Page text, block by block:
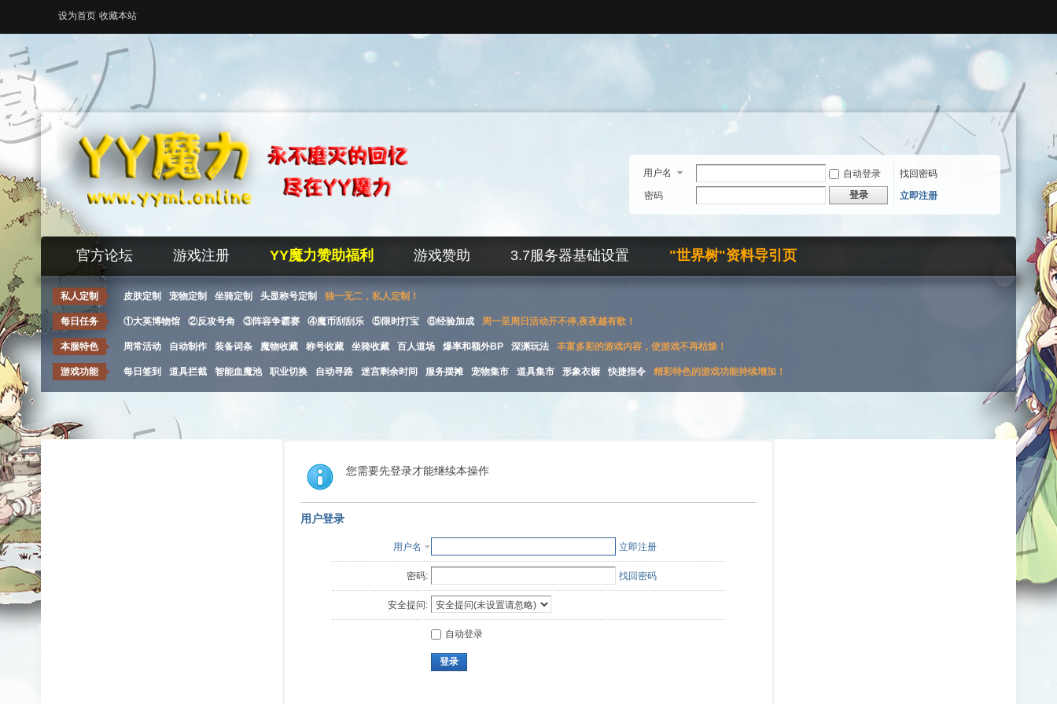
设为首页 收藏本站
用户名 自动登录
找回密码
密码
登录 立即注册
官方论坛 游戏注册 YY魔力赞助福利 游戏赞助 3.7服务器基础设置 "世界树"资料导引页
私人定制 皮肤定制 宠物定制 坐骑定制 头显称号定制 独一无二，私人定制！
每日任务 ①大英博物馆 ②反攻号角 ③阵容争霸赛 ④魔币刮刮乐 ⑤限时打宝 ⑥经验加成 周一至周日活动开不停,夜夜越有歌！
本服特色 周常活动 自动制作 装备词条 魔物收藏 称号收藏 坐骑收藏 百人道场 爆率和额外BP 深渊玩法 丰富多彩的游戏内容，使游戏不再枯燥！
游戏功能 每日签到 道具拦截 智能血魔池 职业切换 自动寻路 迷宫剩余时间 服务摆摊 宠物集市 道具集市 形象衣橱 快捷指令 精彩特色的游戏功能持续增加！
您需要先登录才能继续本操作
用户登录
用户名 立即注册
密码: 找回密码
安全提问:
自动登录
登录